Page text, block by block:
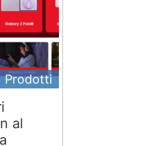
Prodotti
al